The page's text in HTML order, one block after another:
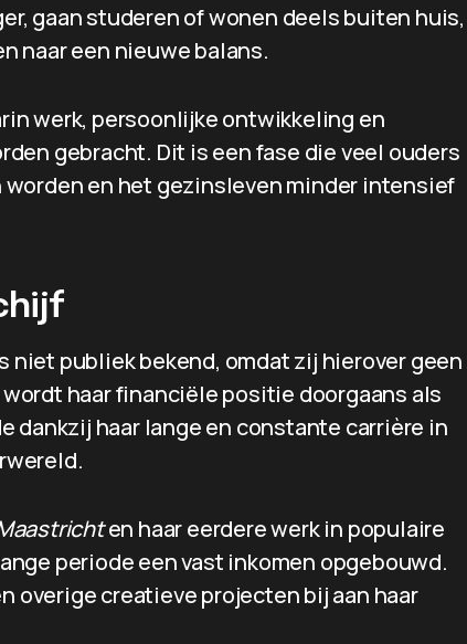
gaan studeren of wonen deels buiten huis,
naar een nieuwe balans.
werk, persoonlijke ontwikkeling en
gebracht. Dit is een fase die veel ouders
en het gezinsleven minder intensief
niet publiek bekend, omdat zij hierover geen
haar financiële positie doorgaans als
dankzij haar lange en constante carrière in
en haar eerdere werk in populaire
periode een vast inkomen opgebouwd.
overige creatieve projecten bij aan haar